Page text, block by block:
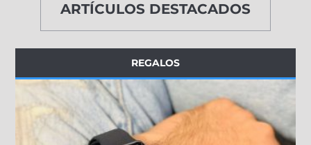
ARTÍCULOS DESTACADOS
REGALOS